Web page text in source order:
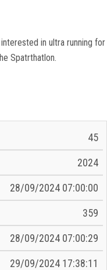
in ultra running
Spatrthatlon.
45
2024
28/09/2024 07:00:00
359
28/09/2024 07:00:29
29/09/2024 17:38:11